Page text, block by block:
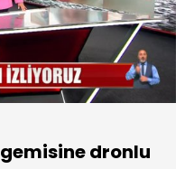
dronlu